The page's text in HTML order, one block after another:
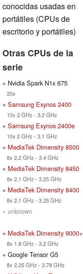
conocidas usadas en
portátiles (CPUs de
escritorio y portátiles)
Otras CPUs de la
serie
» Nvidia Spark N1x 675
20x
» Samsung Exynos 2400
10x 2 GHz - 3.2 GHz
» Samsung Exynos 2400e
10x 2 GHz - 3.1 GHz
» MediaTek Dimensity 8500
8x 2.2 GHz - 3.4 GHz
» MediaTek Dimensity 8450
8x 2.1 GHz - 3.25 GHz
» MediaTek Dimensity 8400
8x 2.1 GHz - 3.25 GHz
» unknown
» MediaTek Dimensity 9000+
8x 1.8 GHz - 3.2 GHz
» Google Tensor G5
8x 2.25 GHz - 3.78 GHz